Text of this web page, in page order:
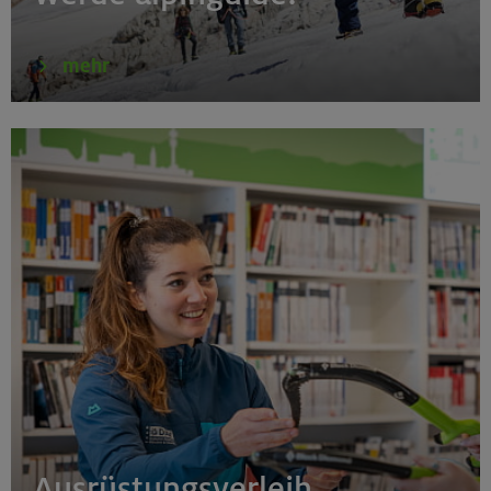
München
16.08.26
Schnupperkletterkurs indoor
München
18.08.26
Klettertreff Kids in den Sommerferien für 8-12 Jährige
Gilching
mehr